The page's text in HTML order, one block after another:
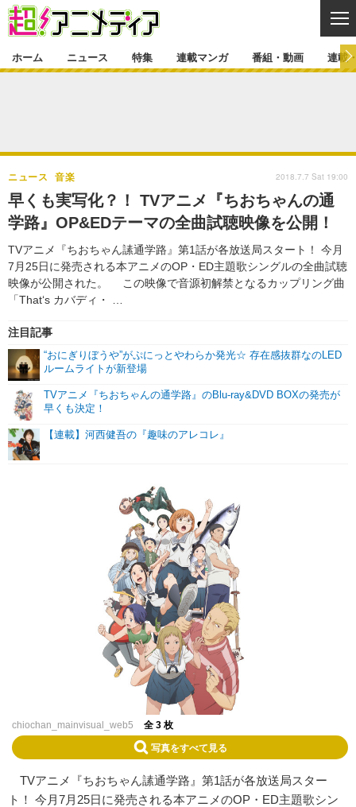
ゲーム・アプリ マンガ
グッズ イベント
声優 コスプレ
舞台 新帝スタ
特集一覧 カバー
ラキりす
連載マンガ
連載マンガ一覧
番組・動画
番組・動画一覧 ラジオ
動画
連載・ブログ
連載・ブログ一覧 コラム
編集部ブログ・お知らせ
ホーム ニュース 特集 連載マンガ 番組・動画 連載
早くも実写化？！ TVアニメ『ちおちゃんの通
学路』OP&EDテーマの全曲試聴映像を公開！
TVアニメ『ちおちゃん䛾通学路』第1話が各放送局スタート！ 今月
7月25日に発売される本アニメのOP・ED主題歌シングルの全曲試聴
映像が公開された。 この映像で音源初解禁となるカップリング曲
「That‘s カバディ・ …
ニュース 音楽
注目記事
“おにぎりぼうや”がぷにっとやわらか発光☆ 存在感抜群なのLED
ルームライトが新登場
TVアニメ『ちおちゃんの通学路』のBlu-ray&DVD BOXの発売が
早くも決定！
【連載】河西健吾の『趣味のアレコレ』
2018.7.7 Sat 19:00
chiochan_mainvisual_web5 全 3 枚
写真をすべて見る
TVアニメ『ちおちゃん䛾通学路』第1話が各放送局スター
ト！ 今月7月25日に発売される本アニメのOP・ED主題歌シン